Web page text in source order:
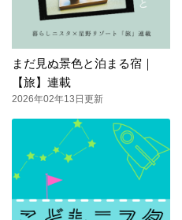
まだ見ぬ景色と泊まる宿｜
【旅】連載
2026年02年13日更新